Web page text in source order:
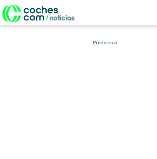
Publicidad